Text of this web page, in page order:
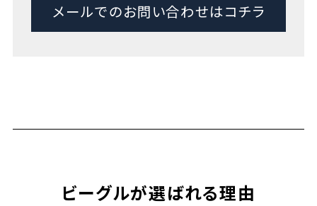
メールでのお問い合わせはコチラ
ビーグルが選ばれる理由